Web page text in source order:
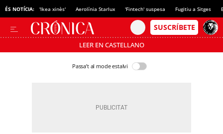
ÉS NOTÍCIA: 'Ikea xinès' Aerolínia Starlux 'Fintech' suspesa Fugitiu a Sitges
LEER EN CASTELLANO
Passa’t al mode estalvi